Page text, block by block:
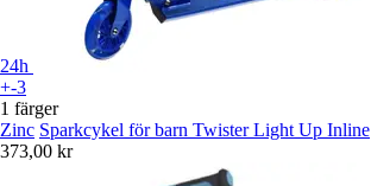
24h
+-3
1 färger
Zinc Sparkcykel för barn Twister Light Up Inline
373,00 kr